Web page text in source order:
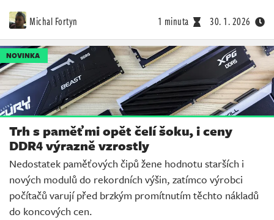
Michal Fortyn 1 minuta 30. 1. 2026
NOVINKA
Trh s paměťmi opět čelí šoku, i ceny
DDR4 výrazně vzrostly
Nedostatek paměťových čipů žene hodnotu starších i
nových modulů do rekordních výšin, zatímco výrobci
počítačů varují před brzkým promítnutím těchto nákladů
do koncových cen.